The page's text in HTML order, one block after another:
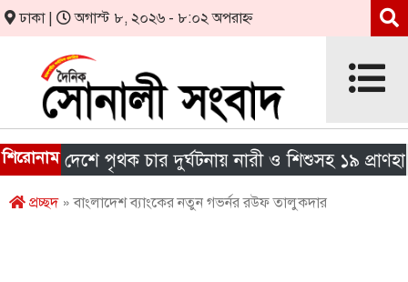
ঢাকা | অগাস্ট ৮, ২০২৬ - ৮:০২ অপরাহ্ন
শিরোনাম
দেশে পৃথক চার দুর্ঘটনায় নারী ও শিশুসহ ১৯ প্রাণহানি
প্রচ্ছদ» বাংলাদেশ ব্যাংকের নতুন গভর্নর রউফ তালুকদার